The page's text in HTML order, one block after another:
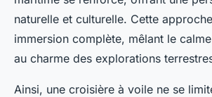
naturelle et culturelle. Cette
immersion complète, mêlant le
au charme des explorations
Ainsi, une croisière à voile ne se